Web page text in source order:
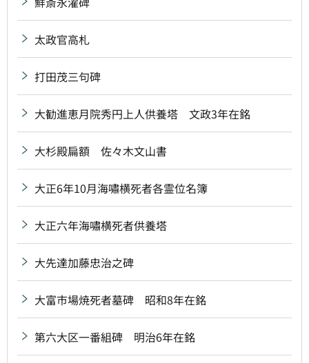
太政官高札
打田茂三句碑
大勧進恵月院秀円上人供養塔 文政3年在銘
大杉殿扁額 佐々木文山書
大正6年10月海嘯横死者各霊位名簿
大正六年海嘯横死者供養塔
大先達加藤忠治之碑
大富市場焼死者墓碑 昭和8年在銘
第六大区一番組碑 明治6年在銘